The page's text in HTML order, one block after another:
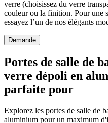
verre (choisissez du verre
couleur ou la finition. Pour une
essayez l’un de nos élégants
Demande
Portes de salle de
verre dépoli en
parfaite pour
Explorez les portes de salle de
aluminium pour un maximum